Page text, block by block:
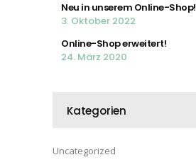
Neu in unserem Online-Shop!
3. Oktober 2022
Online-Shop erweitert!
24. März 2020
Kategorien
Uncategorized